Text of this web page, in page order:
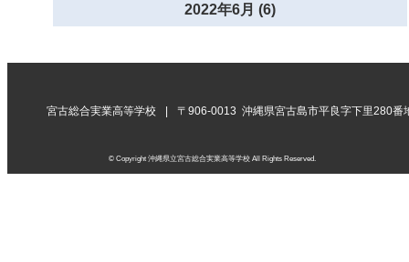
2022年6月 (6)
宮古総合実業高等学校 〒906-0013 沖縄県宮古島市平良字下里280番
© Copyright 沖縄県立宮古総合実業高等学校 All Rights Reserved.